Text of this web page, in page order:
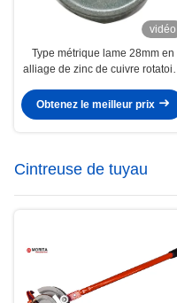
vidéo
Type métrique lame 28mm en
alliage de zinc de cuivre rotatoire
tuyau 15mm
Obtenez le meilleur prix
Cintreuse de tuyau